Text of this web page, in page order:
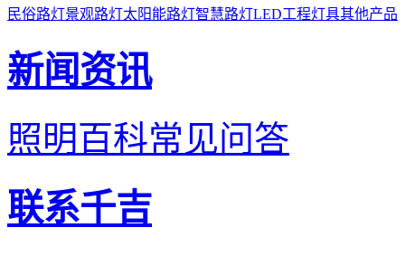
民俗路灯景观路灯太阳能路灯智慧路灯LED工程灯具其他产品
新闻资讯
照明百科常见问答
联系千吉